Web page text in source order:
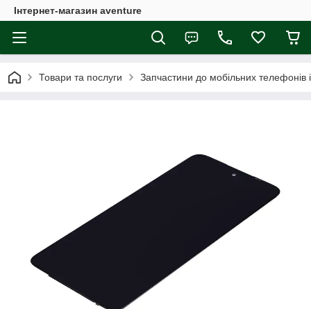
Інтернет-магазин aventure
Товари та послуги Запчастини до мобільних телефонів